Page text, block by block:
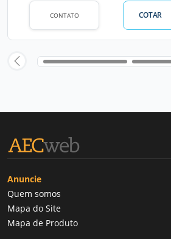
CONTATO COTAR
Anuncie
Quem somos
Mapa do Site
Mapa de Produto